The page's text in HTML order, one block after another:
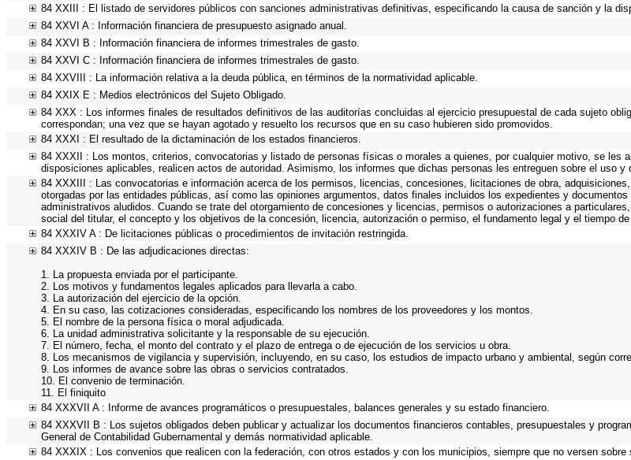
84 XXIII : El listado de servidores públicos con sanciones administrativas definitivas, especificando la causa de sanción y la
84 XXVI A : Información financiera de presupuesto asignado anual.
84 XXVI B : Información financiera de informes trimestrales de gasto.
84 XXVI C : Información financiera de informes trimestrales de gasto.
84 XXVIII : La información relativa a la deuda pública, en términos de la normatividad aplicable.
84 XXIX E : Medios electrónicos del Sujeto Obligado.
84 XXX : Los informes finales de resultados definitivos de las auditorías concluidas al ejercicio presupuestal de cada sujeto
correspondan; una vez que se hayan agotado y resuelto los recursos que en su caso hubieren sido promovidos.
84 XXXI : El resultado de la dictaminación de los estados financieros.
84 XXXII : Los montos, criterios, convocatorias y listado de personas físicas o morales a quienes, por cualquier motivo, se les
disposiciones aplicables, realicen actos de autoridad. Asimismo, los informes que dichas personas les entreguen sobre el uso y
84 XXXIII : Las convocatorias e información acerca de los permisos, licencias, concesiones, licitaciones de obra,
otorgadas por las entidades públicas, así como las opiniones argumentos, datos finales incluidos los expedientes y
administrativos aludidos. Cuando se trate del otorgamiento de concesiones y licencias, permisos o autorizaciones a
social del titular, el concepto y los objetivos de la concesión, licencia, autorización o permiso, el fundamento legal y el tiempo
84 XXXIV A : De licitaciones públicas o procedimientos de invitación restringida.
84 XXXIV B : De las adjudicaciones directas:
1. La propuesta enviada por el participante.
2. Los motivos y fundamentos legales aplicados para llevarla a cabo.
3. La autorización del ejercicio de la opción.
4. En su caso, las cotizaciones consideradas, especificando los nombres de los proveedores y los montos.
5. El nombre de la persona física o moral adjudicada.
6. La unidad administrativa solicitante y la responsable de su ejecución.
7. El número, fecha, el monto del contrato y el plazo de entrega o de ejecución de los servicios u obra.
8. Los mecanismos de vigilancia y supervisión, incluyendo, en su caso, los estudios de impacto urbano y ambiental, según
9. Los informes de avance sobre las obras o servicios contratados.
10. El convenio de terminación.
11. El finiquito
84 XXXVII A : Informe de avances programáticos o presupuestales, balances generales y su estado financiero.
84 XXXVII B : Los sujetos obligados deben publicar y actualizar los documentos financieros contables, presupuestales y
General de Contabilidad Gubernamental y demás normatividad aplicable.
84 XXXIX : Los convenios que realicen con la federación, con otros estados y con los municipios, siempre que no versen sobre